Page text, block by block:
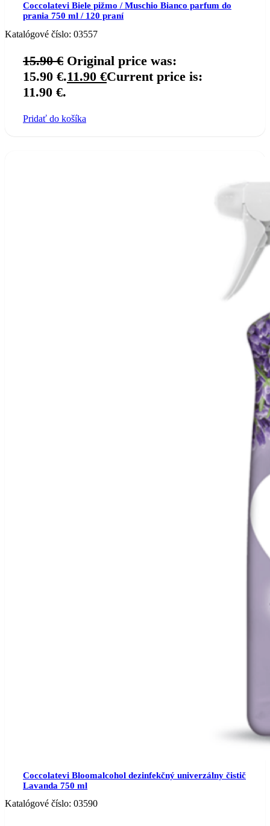
Coccolatevi Biele pižmo / Muschio Bianco parfum do
prania 750 ml / 120 praní
Katalógové číslo: 03557
15.90€ Original price was:
15.90 €.11.90 €Current price is:
11.90 €.
Pridať do košíka
Coccolatevi Bloomalcohol dezinfekčný univerzálny čistič
Lavanda 750 ml
Katalógové číslo: 03590